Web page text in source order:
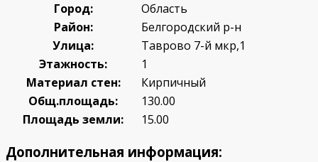
Город:
Область
Район:
Белгородский р-н
Улица:
Таврово 7-й мкр,1
Этажность:
1
Материал стен:
Кирпичный
Общ.площадь:
130.00
Площадь земли:
15.00
Дополнительная информация: